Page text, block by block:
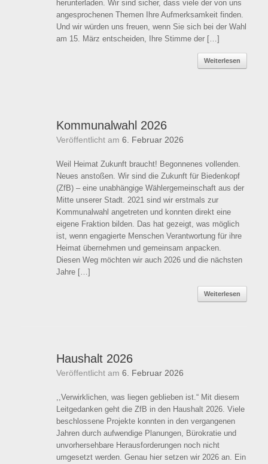
herunterladen. Wir sind sicher, dass viele der von uns
angesprochenen Themen Ihre Aufmerksamkeit finden.
Und wir würden uns freuen, wenn Sie sich bei der Wahl
am 15. März entscheiden, Ihre Stimme der […]
Weiterlesen
Kommunalwahl 2026
Veröffentlicht am 6. Februar 2026
Weil Heimat Zukunft braucht! Begonnenes vollenden.
Neues anstoßen. Wir sind die Zukunft für Biedenkopf
(ZfB) – eine unabhängige Wählergemeinschaft aus der
Mitte unserer Stadt. 2021 sind wir erstmals zur
Kommunalwahl angetreten und konnten direkt eine
eigene Fraktion bilden. Das hat gezeigt, was möglich
ist, wenn engagierte Menschen Verantwortung für ihre
Heimat übernehmen und gemeinsam anpacken.
Diesen Weg möchten wir auch 2026 und die nächsten
Jahre […]
Weiterlesen
Haushalt 2026
Veröffentlicht am 6. Februar 2026
,,Verwirklichen, was liegen geblieben ist.“ Mit diesem
Leitgedanken geht die ZfB in den Haushalt 2026. Viele
beschlossene Projekte konnten in den vergangenen
Jahren durch aufwendige Planungen, Bürokratie und
unvorhersehbare Herausforderungen noch nicht
umgesetzt werden. Genau hier setzen wir 2026 an. Ein